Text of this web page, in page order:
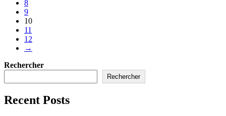
8
9
10
11
12
→
Rechercher
Rechercher
Recent Posts